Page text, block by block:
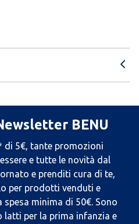
BENU
di 5€, tante promozioni
e tutte le novità dal
e prenditi cura di te,
per prodotti venduti e
spesa minima di 50€. Sono
latti per la prima infanzia e